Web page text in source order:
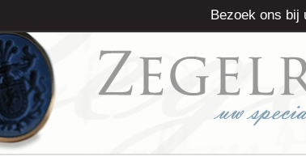
Bezoek ons bij